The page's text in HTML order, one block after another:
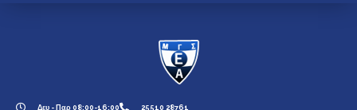
Δευ - Παρ 08:00-16:00 25510 28761